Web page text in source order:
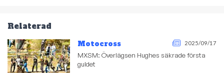
Relaterad
Motocross 2025/09/17
MXSM: Överlägsen Hughes säkrade första
guldet